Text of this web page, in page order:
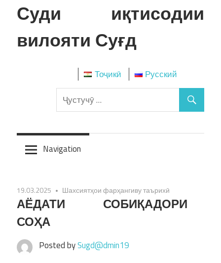
Skip
to
Суди иқтисодии
вилояти Суғд
Тоҷикӣ Русский
Navigation
19.03.2025 Шахсиятҳои фарҳангиву таърихӣ
АЁДАТИ СОБИҚАДОРИ
СОҲА
Posted bySugd@dmin19